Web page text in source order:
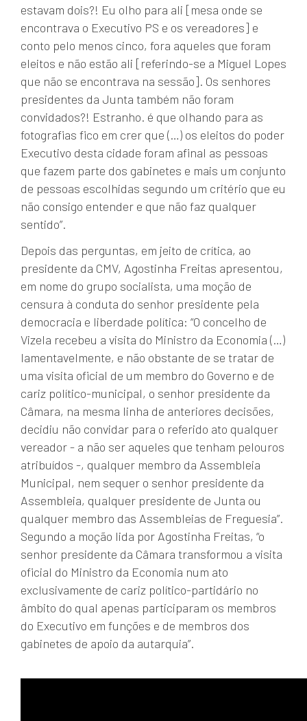
estavam dois?! Eu olho para ali [mesa onde se
encontrava o Executivo PS e os vereadores] e
conto pelo menos cinco, fora aqueles que foram
eleitos e não estão ali [referindo-se a Miguel Lopes
que não se encontrava na sessão]. Os senhores
presidentes da Junta também não foram
convidados?! Estranho. é que olhando para as
fotografias fico em crer que (…) os eleitos do poder
Executivo desta cidade foram afinal as pessoas
que fazem parte dos gabinetes e mais um conjunto
de pessoas escolhidas segundo um critério que eu
não consigo entender e que não faz qualquer
sentido”.
Depois das perguntas, em jeito de crítica, ao
presidente da CMV, Agostinha Freitas apresentou,
em nome do grupo socialista, uma moção de
censura à conduta do senhor presidente pela
democracia e liberdade política: “O concelho de
Vizela recebeu a visita do Ministro da Economia (…)
lamentavelmente, e não obstante de se tratar de
uma visita oficial de um membro do Governo e de
cariz político-municipal, o senhor presidente da
Câmara, na mesma linha de anteriores decisões,
decidiu não convidar para o referido ato qualquer
vereador - a não ser aqueles que tenham pelouros
atribuídos -, qualquer membro da Assembleia
Municipal, nem sequer o senhor presidente da
Assembleia, qualquer presidente de Junta ou
qualquer membro das Assembleias de Freguesia”.
Segundo a moção lida por Agostinha Freitas, “o
senhor presidente da Câmara transformou a visita
oficial do Ministro da Economia num ato
exclusivamente de cariz político-partidário no
âmbito do qual apenas participaram os membros
do Executivo em funções e de membros dos
gabinetes de apoio da autarquia”.